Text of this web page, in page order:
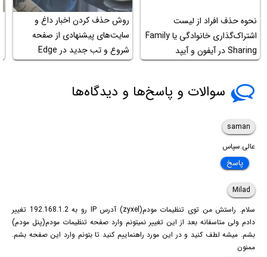
نحوه حذف افراد از لیست
اشتراک‌گذاری خانوادگی یا Family
Sharing در آیفون و آیپد
روش حذف کردن اخبار داغ و
سایت‌های پیشنهادی از صفحه
شروع و تب جدید در Edge
مایکروسافت
سوالات و پاسخ‌ها و دیدگاه‌ها
saman
عالی.سپاس
پاسخ
Milad
سلام. راستش من توی تنظیمات مودم(zyxel) آدرس IP رو به 192.168.1.2 تغییر
دادم ولی متاسفانه بعد از این تغییر نمیتونم وارد صفحه تنظیمات مودم(پنل مودم)
بشم. میشه لطف کنید و در این مورد راهنماییم کنید تا بتونم وارد این صفحه بشم.
ممنون